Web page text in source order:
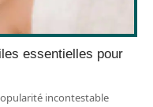
essentielles pour
incontestable